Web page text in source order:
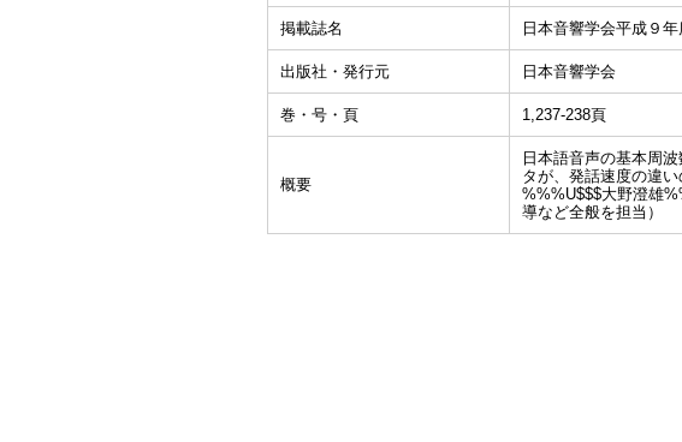
掲載誌名 日本音響学会平成９
出版社・発行元 日本音響学会
巻・号・頁 1,237-238頁
概要
日本語音声の基本周
タが、発話速度の違
%%%U$$$大野澄雄
導など全般を担当）